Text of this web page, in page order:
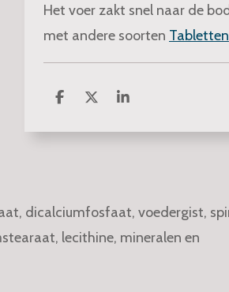
Het voer zakt snel naar de
met andere soorten Tabletten
D
l
D
e
S
a
dicalciumfosfaat, voedergist,
lecithine, mineralen en